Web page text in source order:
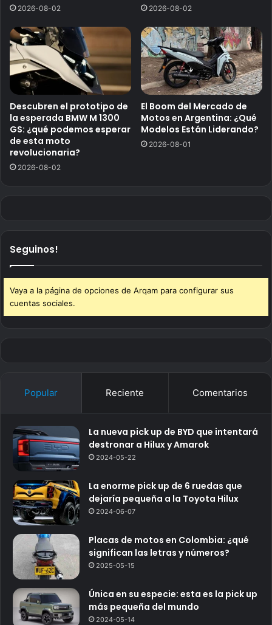
2026-08-02 2026-08-02
Descubren el prototipo de
la esperada BMW M 1300
GS: ¿qué podemos esperar
de esta moto
revolucionaria?
2026-08-02
El Boom del Mercado de
Motos en Argentina: ¿Qué
Modelos Están Liderando?
2026-08-01
Seguinos!
Vaya a la página de opciones de Arqam para configurar sus
cuentas sociales.
Popular Reciente Comentarios
La nueva pick up de BYD que intentará
destronar a Hilux y Amarok
2024-05-22
La enorme pick up de 6 ruedas que
dejaría pequeña a la Toyota Hilux
2024-06-07
Placas de motos en Colombia: ¿qué
significan las letras y números?
2025-05-15
Única en su especie: esta es la pick up
más pequeña del mundo
2024-05-14